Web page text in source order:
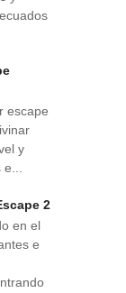
escape
y
2
en el
e